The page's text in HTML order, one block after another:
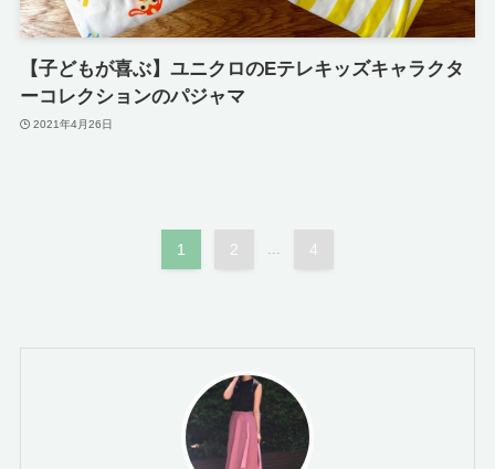
【子どもが喜ぶ】ユニクロのEテレキッズキャラクタ
ーコレクションのパジャマ
2021年4月26日
1 2 ... 4